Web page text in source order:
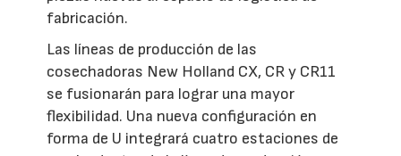
fabricación.
Las líneas de producción de las
cosechadoras New Holland CX, CR y CR11
se fusionarán para lograr una mayor
flexibilidad. Una nueva configuración en
forma de U integrará cuatro estaciones de